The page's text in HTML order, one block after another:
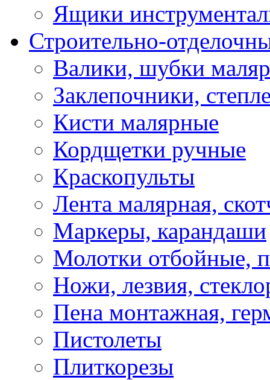
Ящики
Строительно-
Валики, шубки
Заклепочники,
Кисти малярные
Кордщетки ручные
Краскопульты
Лента малярная,
Маркеры, карандаши
Молотки отбойные,
Ножи, лезвия,
Пена монтажная,
Пистолеты
Плиткорезы